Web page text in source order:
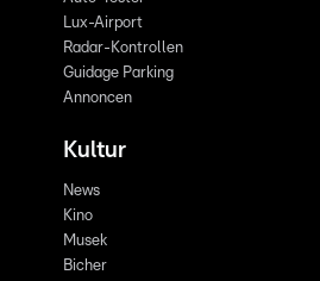
Lux-Airport
Radar-Kontrollen
Guidage Parking
Annoncen
Kultur
News
Kino
Musek
Bicher